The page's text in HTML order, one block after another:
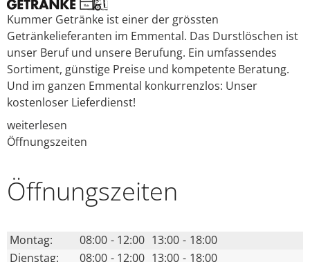
Kummer Getränke ist einer der grössten
Getränkelieferanten im Emmental. Das Durstlöschen ist
unser Beruf und unsere Berufung. Ein umfassendes
Sortiment, günstige Preise und kompetente Beratung.
Und im ganzen Emmental konkurrenzlos: Unser
kostenloser Lieferdienst!
weiterlesen
Öffnungszeiten
Öffnungs­zeiten
Montag: 08:00 - 12:00 13:00 - 18:00
Dienstag:
08:00 - 12:00 13:00 - 18:00